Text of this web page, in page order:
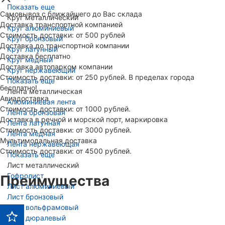
Показать еще
Круг металлический
Круг алюминиевый
Круг бронзовый
Круг латунный
Круг медный
Круг нержавеющий
Показать еще
Лента металлическая
Алюминиевая лента
Лента бронзовая
Лента латунная
Лента медная
Лента нержавеющая
Показать еще
Лист металлический
Гофролист
Лист алюминиевый
Лист бронзовый
Лист вольфрамовый
Лист дюралевый
Самовывоз с ближайшего до Вас склада
Доставка транспортной компанией
Стоимость доставки: от 500 рублей
Доставка до транспортной компании
Доставка бесплатно
Доставка автопарком компании
Стоимость доставки: от 250 рублей. В пределах города
бесплатно!
Авиадоставка
Стоимость доставки: от 1000 рублей.
Доставка в речной и морской порт, маркировка
Стоимость доставки: от 3000 рублей.
Мультимодальная доставка
Стоимость доставки: от 4500 рублей.
Преимущества